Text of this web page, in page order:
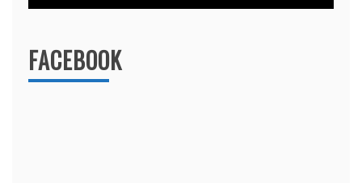
FACEBOOK